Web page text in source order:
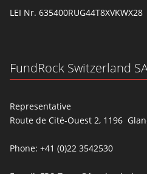
LEI Nr. 635400RUG44T8XVKWX28
FundRock Switzerland
Representative
Route de Cité-Ouest 2, 1196
Phone: +41 (0)22 3542530